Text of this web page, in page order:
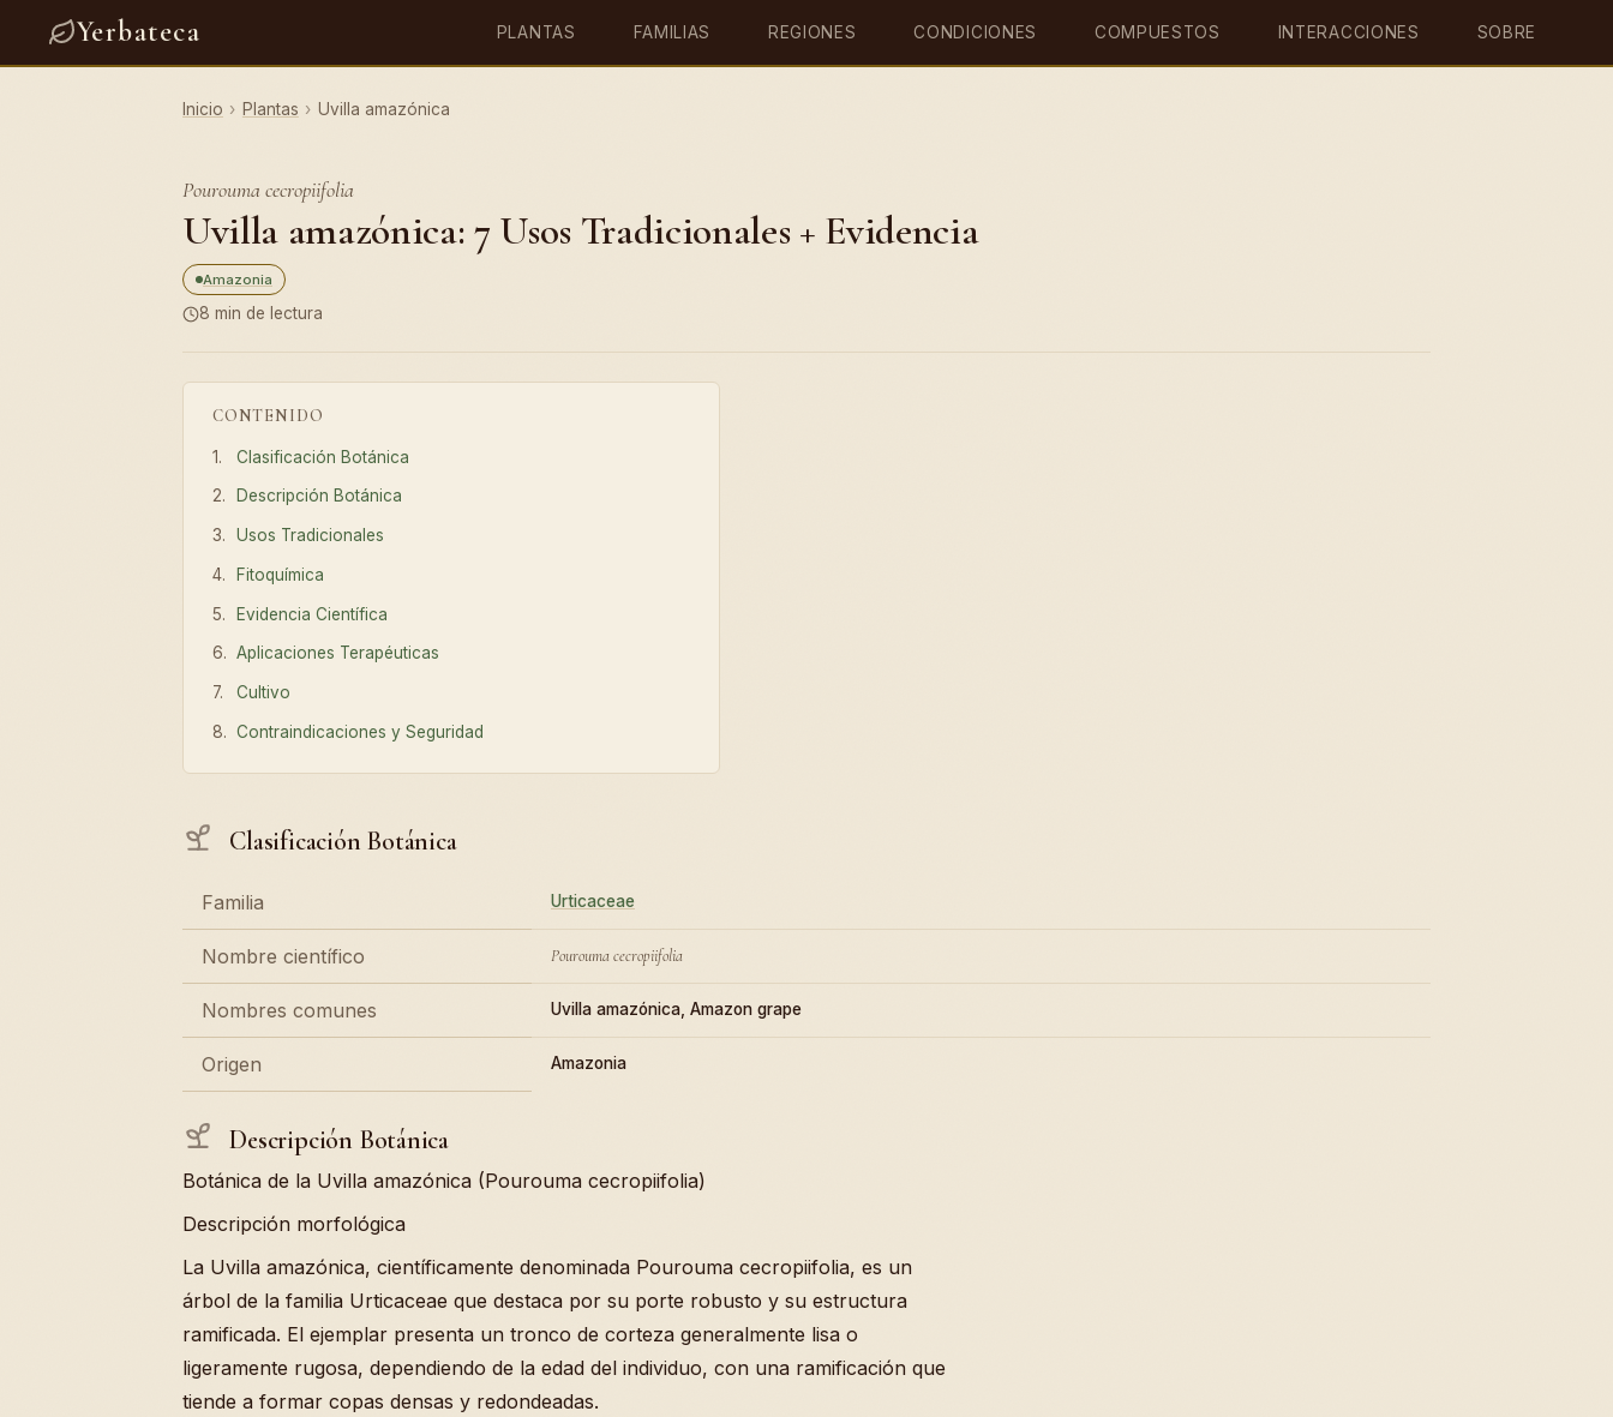
Yerbateca PLANTAS FAMILIAS REGIONES CONDICIONES COMPUESTOS INTERACCIONES SOBRE
Inicio › Plantas › Uvilla amazónica
Pourouma cecropiifolia
Uvilla amazónica: 7 Usos Tradicionales + Evidencia
Amazonia
8 min de lectura
CONTENIDO
Clasificación Botánica
Descripción Botánica
Usos Tradicionales
Fitoquímica
Evidencia Científica
Aplicaciones Terapéuticas
Cultivo
Contraindicaciones y Seguridad
Clasificación Botánica
Familia Urticaceae
Nombre científico Pourouma cecropiifolia
Nombres comunes Uvilla amazónica, Amazon grape
Origen Amazonia
Descripción Botánica
Botánica de la Uvilla amazónica (Pourouma cecropiifolia)
Descripción morfológica
La Uvilla amazónica, científicamente denominada Pourouma cecropiifolia, es un
árbol de la familia Urticaceae que destaca por su porte robusto y su estructura
ramificada. El ejemplar presenta un tronco de corteza generalmente lisa o
ligeramente rugosa, dependiendo de la edad del individuo, con una ramificación que
tiende a formar copas densas y redondeadas.